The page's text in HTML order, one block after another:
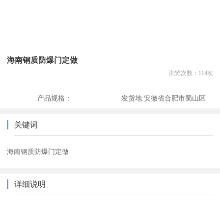
海南钢质防爆门定做
浏览次数： 114次
产品规格： 发货地:安徽省合肥市蜀山区
关键词
海南钢质防爆门定做
详细说明